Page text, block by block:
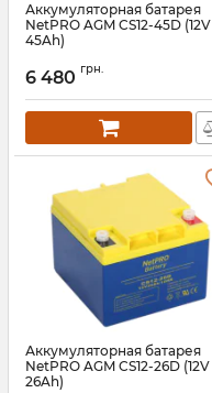
Аккумуляторная батарея
NetPRO AGM CS12-45D (12V
45Ah)
6 480 грн.
Аккумуляторная батарея
NetPRO AGM CS12-26D (12V
26Ah)